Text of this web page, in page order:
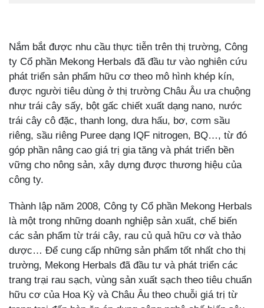
Nắm bắt được nhu cầu thực tiễn trên thị trường, Công
ty Cổ phần Mekong Herbals đã đầu tư vào nghiên cứu
phát triển sản phẩm hữu cơ theo mô hình khép kín,
được người tiêu dùng ở thị trường Châu Âu ưa chuộng
như trái cây sấy, bột gấc chiết xuất dạng nano, nước
trái cây cô đặc, thanh long, dưa hấu, bơ, cơm sầu
riêng, sầu riêng Puree dạng IQF nitrogen, BQ…, từ đó
góp phần nâng cao giá trị gia tăng và phát triển bền
vững cho nông sản, xây dựng được thương hiệu của
công ty.
Thành lập năm 2008, Công ty Cổ phần Mekong Herbals
là một trong những doanh nghiệp sản xuất, chế biến
các sản phẩm từ trái cây, rau củ quả hữu cơ và thảo
dược… Để cung cấp những sản phẩm tốt nhất cho thị
trường, Mekong Herbals đã đầu tư và phát triển các
trang trại rau sạch, vùng sản xuất sạch theo tiêu chuẩn
hữu cơ của Hoa Kỳ và Châu Âu theo chuỗi giá trị từ